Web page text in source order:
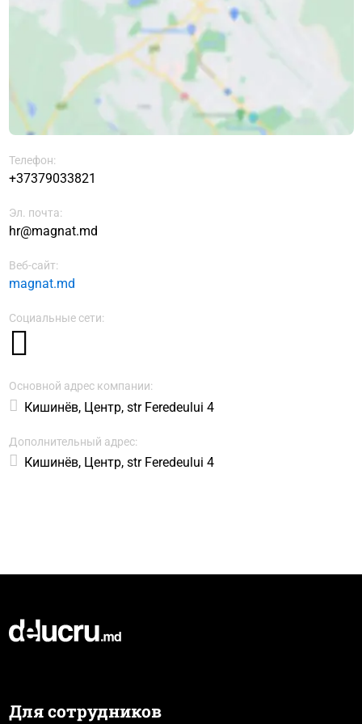
Телефон:
+37379033821
Эл. почта:
hr@magnat.md
Веб-сайт:
magnat.md
Социальные сети:
Основной адрес компании:
Кишинёв, Центр, str Feredeului 4
Дополнительный адрес:
Кишинёв, Центр, str Feredeului 4
Для сотрудников